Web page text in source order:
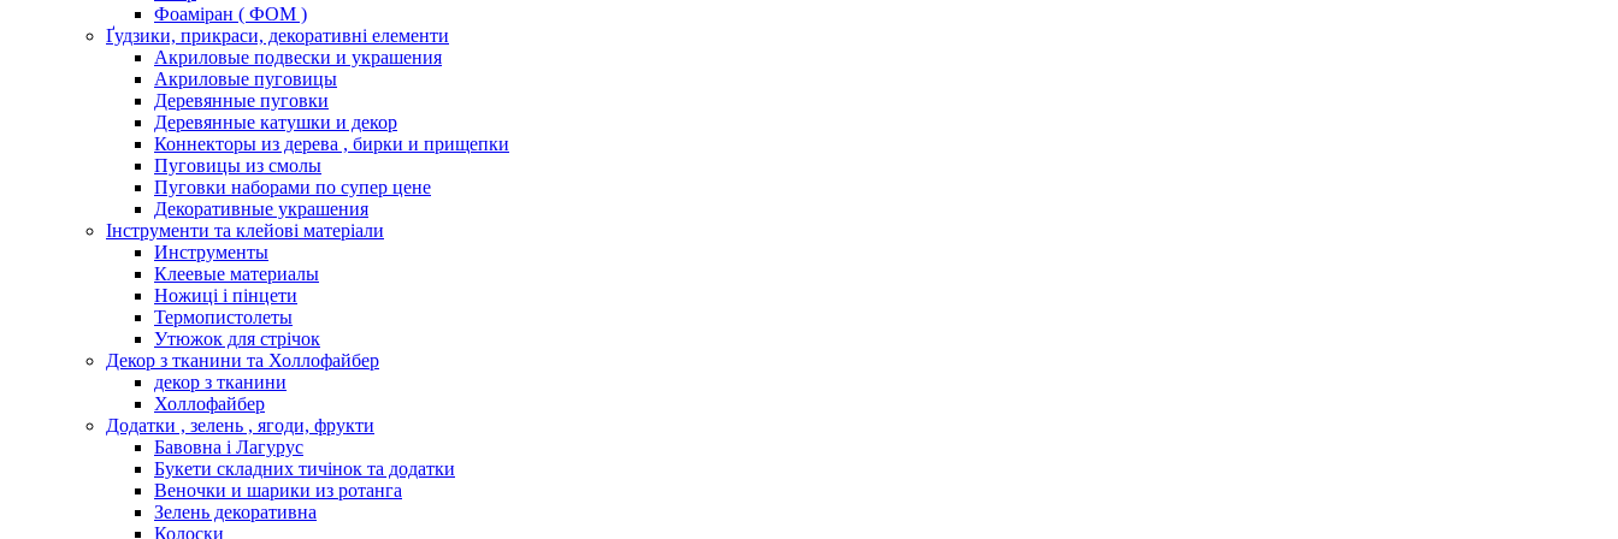
Фоаміран ( ФОМ )
Ґудзики, прикраси, декоративні елементи
Акриловые подвески и украшения
Акриловые пуговицы
Деревянные пуговки
Деревянные катушки и декор
Коннекторы из дерева , бирки и прищепки
Пуговицы из смолы
Пуговки наборами по супер цене
Декоративные украшения
Інструменти та клейові матеріали
Инструменты
Клеевые материалы
Ножиці і пінцети
Термопистолеты
Утюжок для стрічок
Декор з тканини та Холлофайбер
декор з тканини
Холлофайбер
Додатки , зелень , ягоди, фрукти
Бавовна і Лагурус
Букети складних тичінок та додатки
Веночки и шарики из ротанга
Зелень декоративна
Колоски